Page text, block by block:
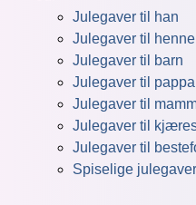
Julegaver til han
Julegaver til henne
Julegaver til barn
Julegaver til pappa
Julegaver til
Julegaver til
Julegaver til
Spiselige julegaver